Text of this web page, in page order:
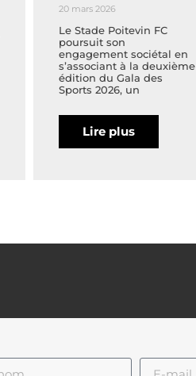
20 mars 2026
Le Stade Poitevin FC
poursuit son
engagement sociétal en
s’associant à la deuxième
édition du Gala des
Sports 2026, un
Lire plus